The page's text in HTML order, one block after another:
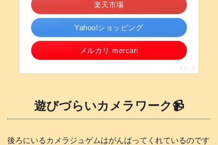
楽天市場
Yahoo!ショッピング
メルカリ mercari
ポチップ
遊びづらいカメラワーク📹️
後ろにいるカメラジュゲムはがんばってくれているのです